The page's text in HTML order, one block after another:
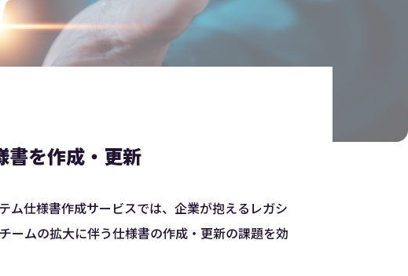
書を作成・更新
ム仕様書作成サービスでは、企業が抱えるレガシ
ームの拡大に伴う仕様書の作成・更新の課題を効